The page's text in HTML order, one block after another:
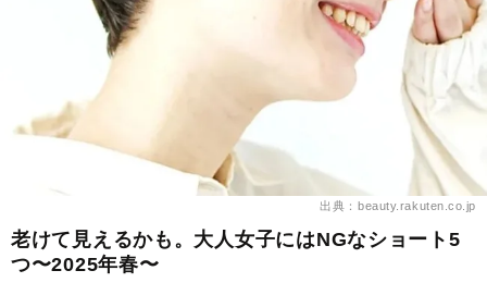
出典：beauty.rakuten.co.jp
老けて見えるかも。大人女子にはNGなショート5
つ〜2025年春〜